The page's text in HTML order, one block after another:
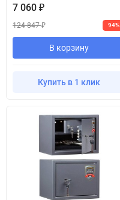
7 060 ₽
124 847₽ 94%
В корзину
Купить в 1 клик